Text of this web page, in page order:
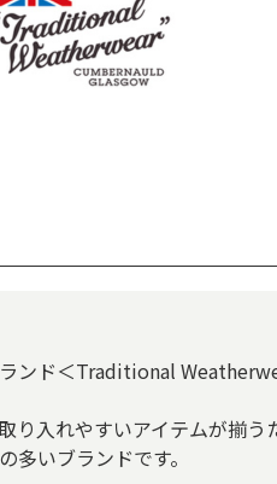
ンド＜Traditional
り入れやすいアイテムが揃う
いブランドです。